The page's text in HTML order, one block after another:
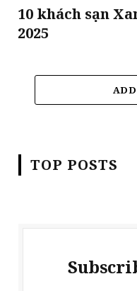
10 khách sạn
2025
TOP POSTS